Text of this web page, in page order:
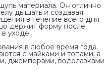
материала. Он отлично
дышать и создавая
в течение всего дня.
держит форму после
уходе.
в любое время года.
с майками и топами, а
джемперами, водолазками